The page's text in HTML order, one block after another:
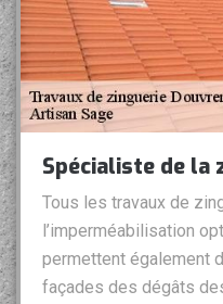
Spécialiste de la
Tous les travaux de
l’imperméabilisation
permettent également
façades des dégâts